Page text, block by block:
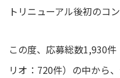
トリニューアル後初のコン
この度、応募総数1,930
リオ：720件）の中から